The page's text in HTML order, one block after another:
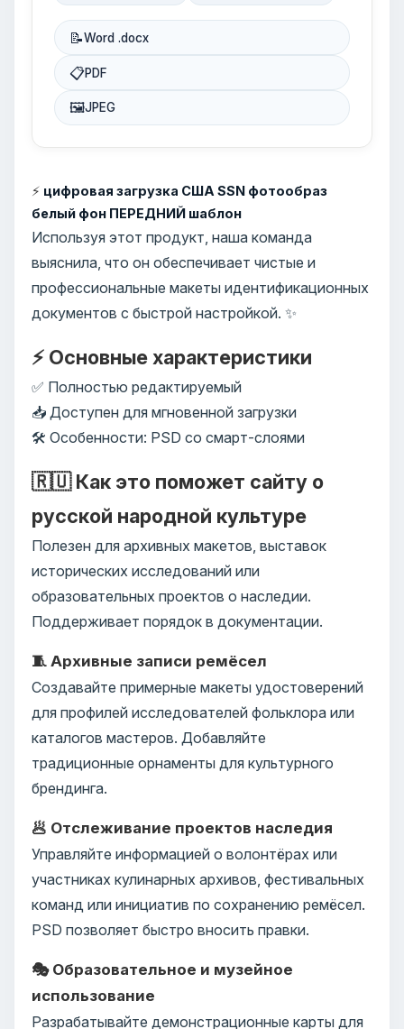
📝Word .docx
📋PDF
🖼JPEG
⚡ цифровая загрузка США SSN фотообраз
белый фон ПЕРЕДНИЙ шаблон
Используя этот продукт, наша команда
выяснила, что он обеспечивает чистые и
профессиональные макеты идентификационных
документов с быстрой настройкой. ✨
⚡ Основные характеристики
✅ Полностью редактируемый
📥 Доступен для мгновенной загрузки
🛠️ Особенности: PSD со смарт-слоями
🇷🇺 Как это поможет сайту о
русской народной культуре
Полезен для архивных макетов, выставок
исторических исследований или
образовательных проектов о наследии.
Поддерживает порядок в документации.
🧵 Архивные записи ремёсел
Создавайте примерные макеты удостоверений
для профилей исследователей фольклора или
каталогов мастеров. Добавляйте
традиционные орнаменты для культурного
брендинга.
🥟 Отслеживание проектов наследия
Управляйте информацией о волонтёрах или
участниках кулинарных архивов, фестивальных
команд или инициатив по сохранению ремёсел.
PSD позволяет быстро вносить правки.
🎭 Образовательное и музейное
использование
Разрабатывайте демонстрационные карты для